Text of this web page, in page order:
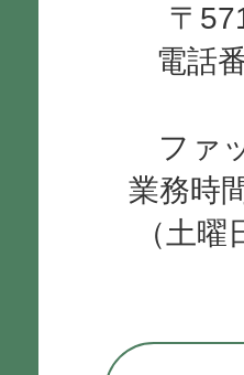
〒
電話
ファ
業務時
（土